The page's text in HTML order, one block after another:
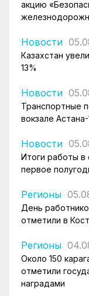
акцию
Новости
Казахстан
13%
Новости
Транспортные
вокзале Астана-
Новости
Итоги работы в
первое
Регионы
День
отметили в
Регионы
Около 150
отметили
наградами